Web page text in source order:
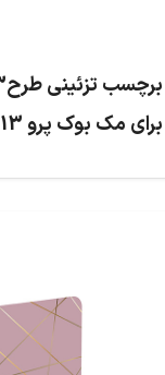
برای مک بوک پرو 13 اینچ 2022